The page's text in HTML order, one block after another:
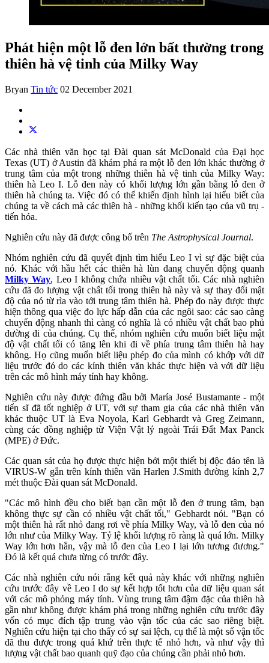
Phát hiện một lỗ đen lớn bất thường trong
thiên hà vệ tinh của Milky Way
Bryan Tin tức 02 December 2021
Các nhà thiên văn học tại Đài quan sát McDonald của Đại học
Texas (UT) ở Austin đã khám phá ra một lỗ đen lớn khác thường ở
trung tâm của một trong những thiên hà vệ tinh của Milky Way:
thiên hà Leo I. Lỗ đen này có khối lượng lớn gần bằng lỗ đen ở
thiên hà chúng ta. Việc đó có thể khiến định hình lại hiểu biết của
chúng ta về cách mà các thiên hà - những khối kiến tạo của vũ trụ -
tiến hóa.
Nghiên cứu này đã được công bố trên The Astrophysical Journal.
Nhóm nghiên cứu đã quyết định tìm hiểu Leo I vì sự đặc biệt của
nó. Khác với hầu hết các thiên hà lùn đang chuyển động quanh
Milky Way, Leo I không chứa nhiều vật chất tối. Các nhà nghiên
cứu đã đo lượng vật chất tối trong thiên hà này và sự thay đổi mật
độ của nó từ rìa vào tới trung tâm thiên hà. Phép đo này được thực
hiện thông qua việc đo lực hấp dẫn của các ngôi sao: các sao càng
chuyển động nhanh thì càng có nghĩa là có nhiều vật chất bao phủ
đường đi của chúng. Cụ thể, nhóm nghiên cứu muốn biết liệu mật
độ vật chất tối có tăng lên khi đi về phía trung tâm thiên hà hay
không. Họ cũng muốn biết liệu phép đo của mình có khớp với dữ
liệu trước đó do các kính thiên văn khác thực hiện và với dữ liệu
trên các mô hình máy tính hay không.
Nghiên cứu này được đứng đầu bởi María José Bustamante - một
tiến sĩ đã tốt nghiệp ở UT, với sự tham gia của các nhà thiên văn
khác thuộc UT là Eva Noyola, Karl Gebhardt và Greg Zeimann,
cùng các đồng nghiệp từ Viện Vật lý ngoài Trái Đất Max Panck
(MPE) ở Đức.
Các quan sát của họ được thực hiện bởi một thiết bị độc đáo tên là
VIRUS-W gắn trên kính thiên văn Harlen J.Smith đường kính 2,7
mét thuộc Đài quan sát McDonald.
"Các mô hình đều cho biết bạn cần một lỗ đen ở trung tâm, bạn
không thực sự cần có nhiều vật chất tối," Gebhardt nói. "Bạn có
một thiên hà rất nhỏ đang rơi về phía Milky Way, và lỗ đen của nó
lớn như của Milky Way. Tỷ lệ khối lượng rõ ràng là quá lớn. Milky
Way lớn hơn hẳn, vậy mà lỗ đen của Leo I lại lớn tương đương."
Đó là kết quá chưa từng có trước đây.
Các nhà nghiên cứu nói rằng kết quả này khác với những nghiên
cứu trước đây về Leo I do sự kết hợp tốt hơn của dữ liệu quan sát
với các mô phỏng máy tính. Vùng trung tâm đậm đặc của thiên hà
gần như không được khám phá trong những nghiên cứu trước đây
vốn có mục đích tập trung vào vận tốc của các sao riêng biệt.
Nghiên cứu hiện tại cho thấy có sự sai lệch, cụ thể là một số vận tốc
đã thu được trong quá khứ trên thực tế nhỏ hơn, và như vậy thì
lượng vật chất bao quanh quỹ đạo của chúng cần phải nhỏ hơn.